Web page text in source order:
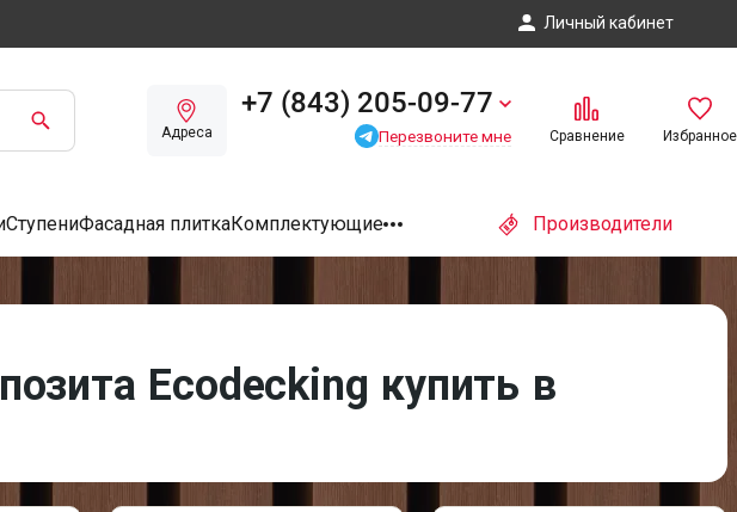
Личный кабинет
Адреса
+7 (843) 205-09-77
Перезвоните мне Сравнение Избранное
СтупениФасадная плиткаКомплектующие Производители
Ecodecking купить в